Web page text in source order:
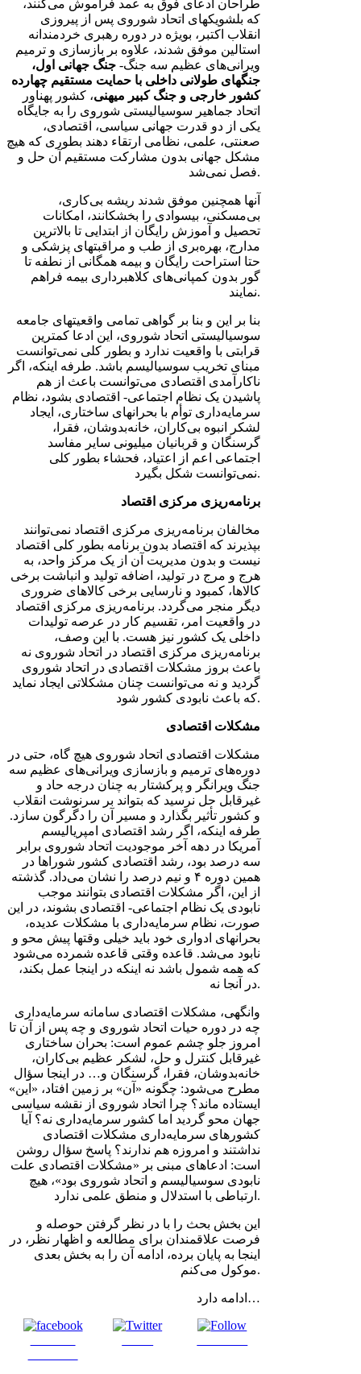
طراحان ادعای فوق به عمد فراموش می‌کنند،
که بلشویکهای اتحاد شوروی پس از پیروزی
انقلاب اکتبر، بویژه در دوره رهبری خردمندانه
استالین موفق شدند، علاوه بر بازسازی و ترمیم
ویرانی‌های عظیم سه جنگ- جنگ جهانی اول،
جنگهای طولانی داخلی با حمایت مستقیم چهارده
کشور خارجی و جنگ کبیر میهنی، کشور پهناور
اتحاد جماهیر سوسیالیستی شوروی را به جایگاه
یکی از دو قدرت جهانی سیاسی، اقتصادی،
صعنتی، علمی، نظامی ارتقاء دهند بطوری که هیچ
مشکل جهانی بدون مشارکت مستقیم آن حل و
فصل نمی‌شد.
آنها همچنین موفق شدند ریشه بی‌کاری،
بی‌مسکنی، بیسوادی را بخشکانند، امکانات
تحصیل و آموزش رایگان از ابتدایی تا بالاترین
مدارج، بهره‌بری از طب و مراقبتهای پزشکی و
حتا استراحت رایگان و بیمه همگانی از نطفه تا
گور بدون کمپانی‌های کلاهبرداری بیمه فراهم
نمایند.
بنا بر این و بنا بر گواهی تمامی واقعیتهای جامعه
سوسیالیستی اتحاد شوروی، این ادعا کمترین
قرابتی با واقعیت ندارد و بطور کلی نمی‌توانست
مبنای تخریب سوسیالیسم باشد. طرفه اینکه، اگر
ناکارآمدی اقتصادی می‌توانست باعث از هم
پاشیدن یک نظام اجتماعی- اقتصادی بشود، نظام
سرمایه‌داری توأم با بحرانهای ساختاری، ایجاد
لشکر انبوه بی‌کاران، خانه‌بدوشان، فقرا،
گرسنگان و قربانیان میلیونی سایر مفاسد
اجتماعی اعم از اعتیاد، فحشاء بطور کلی
نمی‌توانست شکل بگیرد.
برنامه‌ریزی مرکزی اقتصاد
مخالفان برنامه‌ریزی مرکزی اقتصاد نمی‌توانند
بپذیرند که اقتصاد بدون برنامه بطور کلی اقتصاد
نیست و بدون مدیریت آن از یک مرکز واحد، به
هرج و مرج در تولید، اضافه تولید و انباشت برخی
کالاها، کمبود و نارسایی برخی کالاهای ضروری
دیگر منجر می‌گردد. برنامه‌ریزی مرکزی اقتصاد
در واقعیت امر، تقسیم کار در عرصه تولیدات
داخلی یک کشور نیز هست. با این وصف،
برنامه‌ریزی مرکزی اقتصاد در اتحاد شوروی نه
باعث بروز مشکلات اقتصادی در اتحاد شوروی
گردید و نه می‌توانست چنان مشکلاتی ایجاد نماید
که باعث نابودی کشور شود.
مشکلات اقتصادی
مشکلات اقتصادی اتحاد شوروی هیچ گاه، حتی در
دوره‌های ترمیم و بازساز‌ی ویرانی‌های عظیم سه
جنگ ویرانگر و پرکشتار به چنان درجه حاد و
غیرقابل حل نرسید که بتواند بر سرنوشت انقلاب
و کشور تأثیر بگذارد و مسیر آن را دگرگون سازد.
طرفه اینکه، اگر رشد اقتصادی امپریالیسم
آمریکا در دهه آخر موجودیت اتحاد شوروی برابر
سه درصد بود، رشد اقتصادی کشور شوراها در
همین دوره ۴ و نیم درصد را نشان می‌داد. گذشته
از این، اگر مشکلات اقتصادی بتوانند موجب
نابودی یک نظام اجتماعی- اقتصادی بشوند، در این
صورت، نظام سرمایه‌داری با مشکلات عدیده‌،
بحرانهای ادواری خود باید خیلی وقتها پیش محو و
نابود می‌شد. قاعده وقتی قاعده شمرده می‌شود
که همه شمول باشد نه اینکه در اینجا عمل بکند،
در آنجا نه.
وانگهی، مشکلات اقتصادی سامانه سرمایه‌داری
چه در دوره حیات اتحاد شوروی و چه پس از آن تا
امروز جلو چشم عموم است: بحران ساختاری
غیرقابل کنترل و حل، لشکر عظیم بی‌کاران،
خانه‌بدوشان، فقرا، گرسنگان و… در اینجا سؤال
مطرح می‌شود: چگونه «آن» بر زمین افتاد، «این»
ایستاده ماند؟ چرا اتحاد شوروی از نقشه سیاسی
جهان محو گردید اما کشور سرمایه‌داری نه؟ آیا
کشورهای سرمایه‌داری مشکلات اقتصادی
نداشتند و امروزه هم ندارند؟ پاسخ سؤال روشن
است: ادعاهای مبنی بر «مشکلات اقتصادی علت
نابودی سوسیالیسم و اتحاد شوروی بود»، هیچ
ارتباطی با استدلال و منطق علمی ندارد.
این بخش بحث را با در نظر گرفتن حوصله و
فرصت علاقمندان برای مطالعه و اظهار نظر، در
اینجا به پایان برده، ادامه آن را به بخش بعدی
موکول می‌کنم.
ادامه دارد…